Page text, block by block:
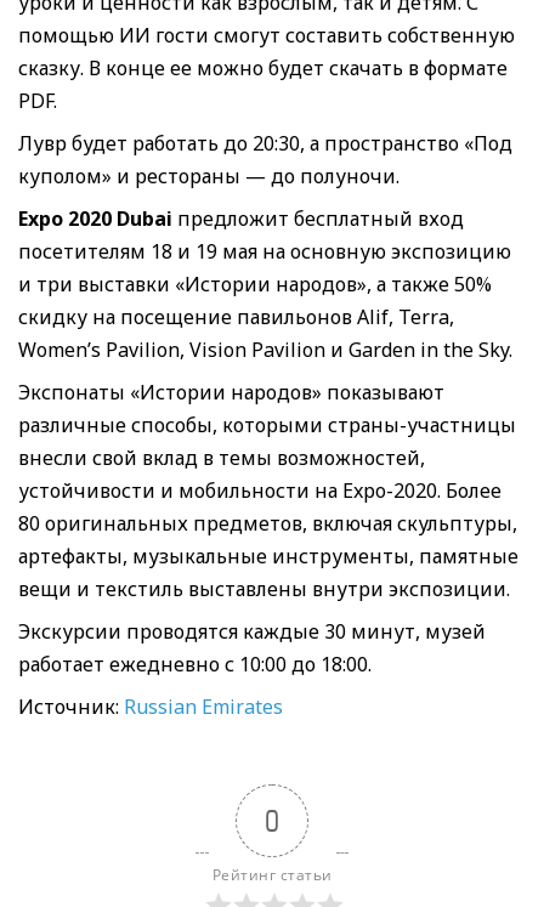
помощью ИИ гости смогут составить собственную
сказку. В конце ее можно будет скачать в формате
PDF.
Лувр будет работать до 20:30, а пространство «Под
куполом» и рестораны — до полуночи.
Expo 2020 Dubai предложит бесплатный вход
посетителям 18 и 19 мая на основную экспозицию
и три выставки «Истории народов», а также 50%
скидку на посещение павильонов Alif, Terra,
Women’s Pavilion, Vision Pavilion и Garden in the Sky.
Экспонаты «Истории народов» показывают
различные способы, которыми страны-участницы
внесли свой вклад в темы возможностей,
устойчивости и мобильности на Expo-2020. Более
80 оригинальных предметов, включая скульптуры,
артефакты, музыкальные инструменты, памятные
вещи и текстиль выставлены внутри экспозиции.
Экскурсии проводятся каждые 30 минут, музей
работает ежедневно с 10:00 до 18:00.
Источник: Russian Emirates
0
Рейтинг статьи